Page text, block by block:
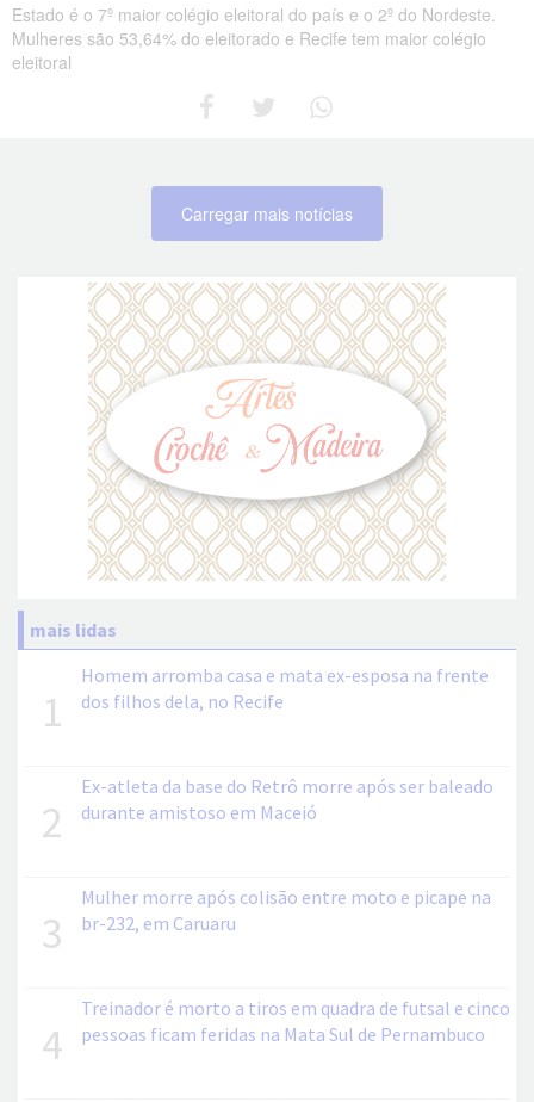
Estado é o 7º maior colégio eleitoral do país e o 2º do Nordeste.
Mulheres são 53,64% do eleitorado e Recife tem maior colégio
eleitoral
Carregar mais notícias
mais lidas
1
Homem arromba casa e mata ex-esposa na frente
dos filhos dela, no Recife
2
Ex-atleta da base do Retrô morre após ser baleado
durante amistoso em Maceió
3
Mulher morre após colisão entre moto e picape na
br-232, em Caruaru
4
Treinador é morto a tiros em quadra de futsal e cinco
pessoas ficam feridas na Mata Sul de Pernambuco